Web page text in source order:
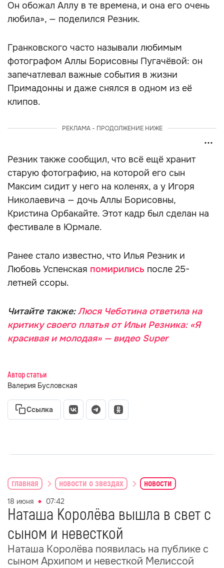
Он обожал Аллу в те времена, и она его очень
любила», — поделился Резник.
Гранковского часто называли любимым
фотографом Аллы Борисовны Пугачёвой: он
запечатлевал важные события в жизни
Примадонны и даже снялся в одном из её
клипов.
РЕКЛАМА - ПРОДОЛЖЕНИЕ НИЖЕ
Резник также сообщил, что всё ещё хранит
старую фотографию, на которой его сын
Максим сидит у него на коленях, а у Игоря
Николаевича — дочь Аллы Борисовны,
Кристина Орбакайте. Этот кадр был сделан на
фестивале в Юрмале.
Ранее стало известно, что Илья Резник и
Любовь Успенская помирились после 25-
летней ссоры.
Читайте также:Люся Чеботина ответила на
критику своего платья от Ильи Резника: «Я
красивая и молодая» — видео Super
Автор статьи
Валерия Бусловская
Ссылка
главная новости о звездах новости
18 июня 07:42
Наташа Королёва вышла в свет с
сыном и невесткой
Наташа Королёва появилась на публике с
сыном Архипом и невесткой Мелиссой